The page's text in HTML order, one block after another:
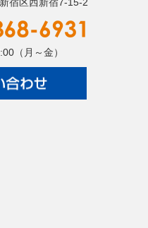
（月～金）